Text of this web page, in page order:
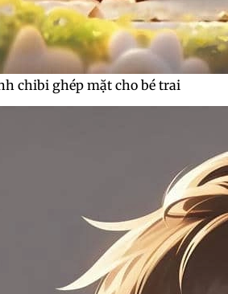
chibi ghép mặt cho bé trai